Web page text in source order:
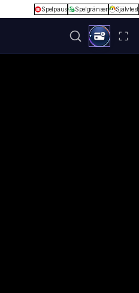
Spelpaus Spelgränser Självtest